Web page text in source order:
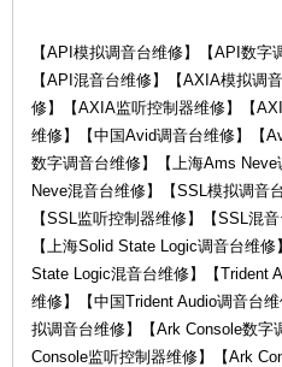
【API模拟调音台维修】【API数
【API混音台维修】【AXIA模拟调
修】【AXIA监听控制器维修】【
维修】【中国Avid调音台维修】【
数字调音台维修】【上海Ams
Neve混音台维修】【SSL模拟调音
【SSL监听控制器维修】【SSL混
【上海Solid State Logic调音台维
State Logic混音台维修】【Trident
维修】【中国Trident Audio调音台
拟调音台维修】【Ark Console数
Console监听控制器维修】【Ark